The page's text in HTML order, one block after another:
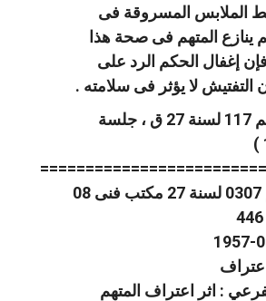
الملابس المسروقة فى
ينازع المتهم فى صحة هذا
فإن إغفال الحكم الرد على
التفتيش لا يؤثر فى سلامته .
( الطعن رقم 117 لسنة 27 ق ، جلسة
الطعن رقم 0307 لسنة 27 مكتب فنى 08
: اثر اعتراف المتهم